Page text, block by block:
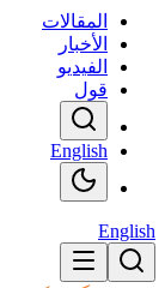
المقالات
الأخبار
الفيديو
قول
English
English